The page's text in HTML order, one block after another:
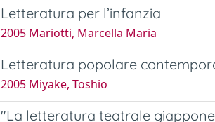
Letteratura per l’infanzia
2005 Mariotti, Marcella Maria
Letteratura popolare
2005 Miyake, Toshio
"La letteratura teatrale